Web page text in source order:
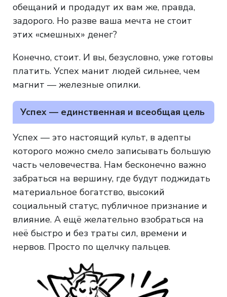
обещаний и продадут их вам же, правда,
задорого. Но разве ваша мечта не стоит
этих «смешных» денег?
Конечно, стоит. И вы, безусловно, уже готовы
платить. Успех манит людей сильнее, чем
магнит — железные опилки.
Успех — единственная и всеобщая цель
Успех — это настоящий культ, в адепты
которого можно смело записывать большую
часть человечества. Нам бесконечно важно
забраться на вершину, где будут поджидать
материальное богатство, высокий
социальный статус, публичное признание и
влияние. А ещё желательно взобраться на
неё быстро и без траты сил, времени и
нервов. Просто по щелчку пальцев.